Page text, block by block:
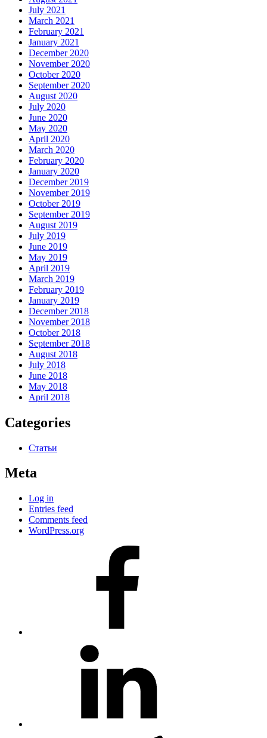
July 2021
March 2021
February 2021
January 2021
December 2020
November 2020
October 2020
September 2020
August 2020
July 2020
June 2020
May 2020
April 2020
March 2020
February 2020
January 2020
December 2019
November 2019
October 2019
September 2019
August 2019
July 2019
June 2019
May 2019
April 2019
March 2019
February 2019
January 2019
December 2018
November 2018
October 2018
September 2018
August 2018
July 2018
June 2018
May 2018
April 2018
Categories
Статьи
Meta
Log in
Entries feed
Comments feed
WordPress.org